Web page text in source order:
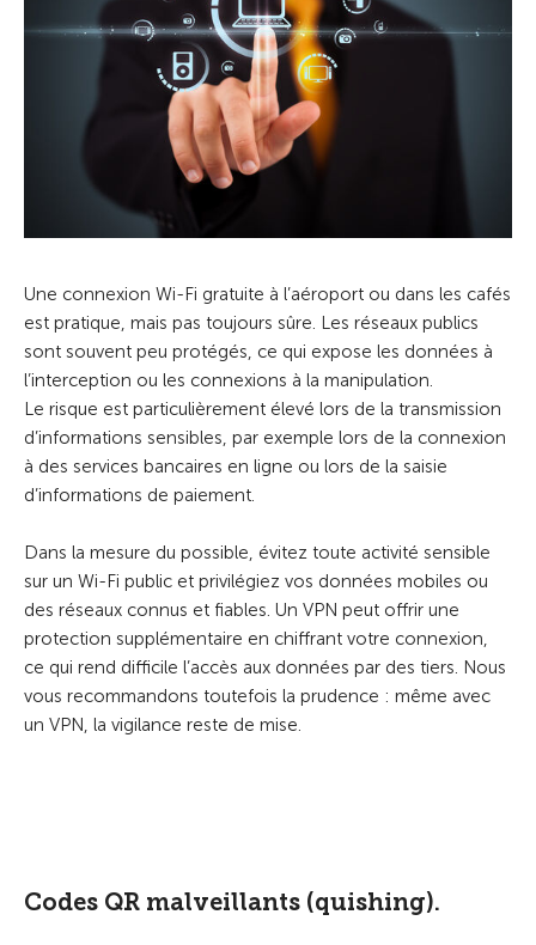
Une connexion Wi-Fi gratuite à l’aéroport ou dans les cafés
est pratique, mais pas toujours sûre. Les réseaux publics
sont souvent peu protégés, ce qui expose les données à
l’interception ou les connexions à la manipulation.
Le risque est particulièrement élevé lors de la transmission
d’informations sensibles, par exemple lors de la connexion
à des services bancaires en ligne ou lors de la saisie
d’informations de paiement.
Dans la mesure du possible, évitez toute activité sensible
sur un Wi-Fi public et privilégiez vos données mobiles ou
des réseaux connus et fiables. Un VPN peut offrir une
protection supplémentaire en chiffrant votre connexion,
ce qui rend difficile l’accès aux données par des tiers. Nous
vous recommandons toutefois la prudence : même avec
un VPN, la vigilance reste de mise.
Codes QR malveillants (quishing).